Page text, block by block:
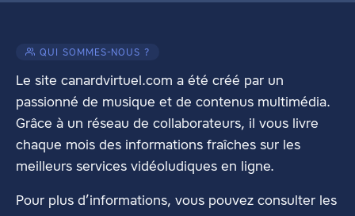
QUI SOMMES-NOUS ?
Le site canardvirtuel.com a été créé par un
passionné de musique et de contenus multimédia.
Grâce à un réseau de collaborateurs, il vous livre
chaque mois des informations fraîches sur les
meilleurs services vidéoludiques en ligne.
Pour plus d’informations, vous pouvez consulter les